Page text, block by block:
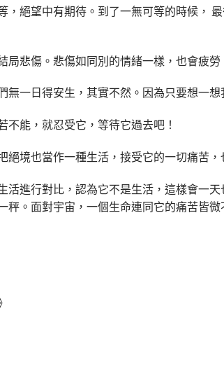
，絕望中有期待。到了一無可等的時候，
悲傷。悲傷如同別的情緒一樣，也會疲勞
無一日得安生，其實不然。因為只要想一
不能，就忍受它，等待它過去吧！
絕境也當作一種生活，接受它的一切痛苦
活進行對比，認為它不是生活，這樣會一
秤。面對宇宙，一個生命連同它的痛苦皆微